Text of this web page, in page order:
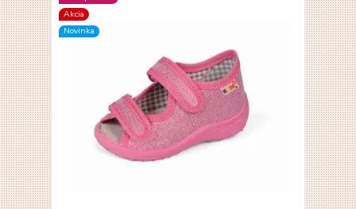
Akcia
Novinka